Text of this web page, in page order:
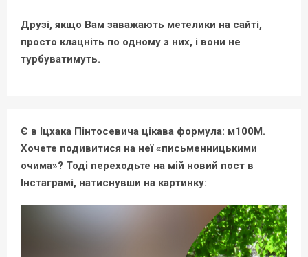
Друзі, якщо Вам заважають метелики на сайті,
просто клацніть по одному з них, і вони не
турбуватимуть.
Є в Іцхака Пінтосевича цікава формула: м100М.
Хочете подивитися на неї «письменницькими
очима»? Тоді переходьте на мій новий пост в
Інстаграмі, натиснувши на картинку: